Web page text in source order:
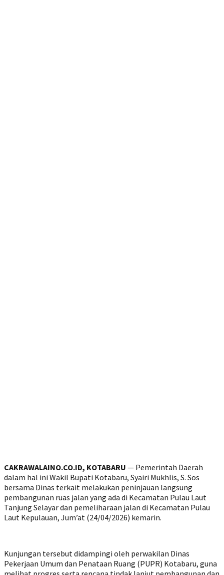
CAKRAWALAINO.CO.ID, KOTABARU — Pemerintah Daerah
dalam hal ini Wakil Bupati Kotabaru, Syairi Mukhlis, S. Sos
bersama Dinas terkait melakukan peninjauan langsung
pembangunan ruas jalan yang ada di Kecamatan Pulau Laut
Tanjung Selayar dan pemeliharaan jalan di Kecamatan Pulau
Laut Kepulauan, Jum’at (24/04/2026) kemarin.
Kunjungan tersebut didampingi oleh perwakilan Dinas
Pekerjaan Umum dan Penataan Ruang (PUPR) Kotabaru, guna